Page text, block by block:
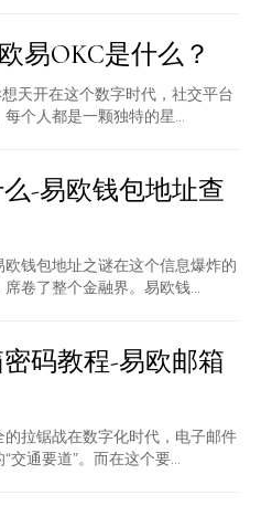
易OKC是什么？
天开在这个数字时代，社交平台
个人都是一颗独特的星...
-易欧钱包地址查
钱包地址之谜在这个信息爆炸的
卷了整个金融界。易欧钱...
码教程-易欧邮箱
拉锯战在数字化时代，电子邮件
通要道”。而在这个要...